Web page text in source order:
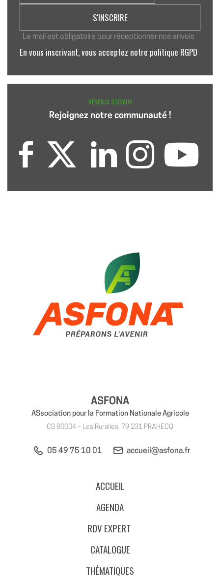
Le mail est obligatoire pour réceptionner nos envois
En vous inscrivant, vous acceptez notre politique RGPD
RÉSEAUX SOCIAUX
Rejoignez notre communauté !
ASFONA
ASsociation pour la Formation Nationale Agricole
CS 80004 – Les Ruralies, 79 231 PRAHECQ
05 49 75 10 01 accueil@asfona.fr
ACCUEIL
AGENDA
RDV EXPERT
CATALOGUE
THÉMATIQUES